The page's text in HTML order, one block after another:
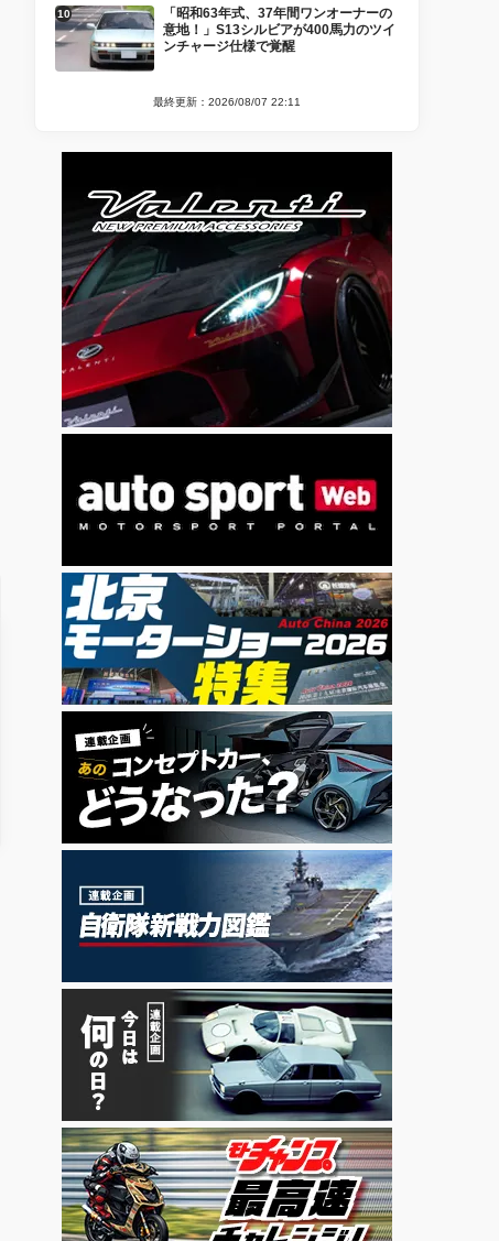
「昭和63年式、37年間ワンオーナーの
意地！」S13シルビアが400馬力のツイ
ンチャージ仕様で覚醒
最終更新：2026/08/07 22:11